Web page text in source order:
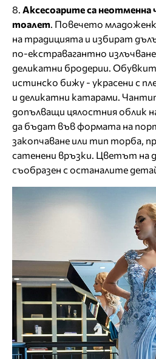
8. Аксесоарите са неотменна
тоалет. Повечето
на традицията и избират
по-екстравагантно
деликатни бродерии.
истинско бижу - украсени с
и деликатни катарами.
допълващи цялостния облик
да бъдат във формата на
закопчаване или тип торба,
сатенени връзки. Цветът на
съобразен с останалите